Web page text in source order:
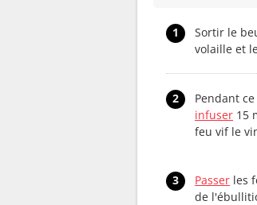
1
Sortir le
volaille et
2
Pendant
infuser 15
feu vif le
3 Passer les
de